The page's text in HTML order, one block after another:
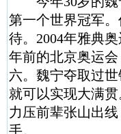
第一个世界冠军
待。2004年雅典
年前的北京奥运
六。魏宁夺取过
就可以实现大满
力压前辈张山出
手。